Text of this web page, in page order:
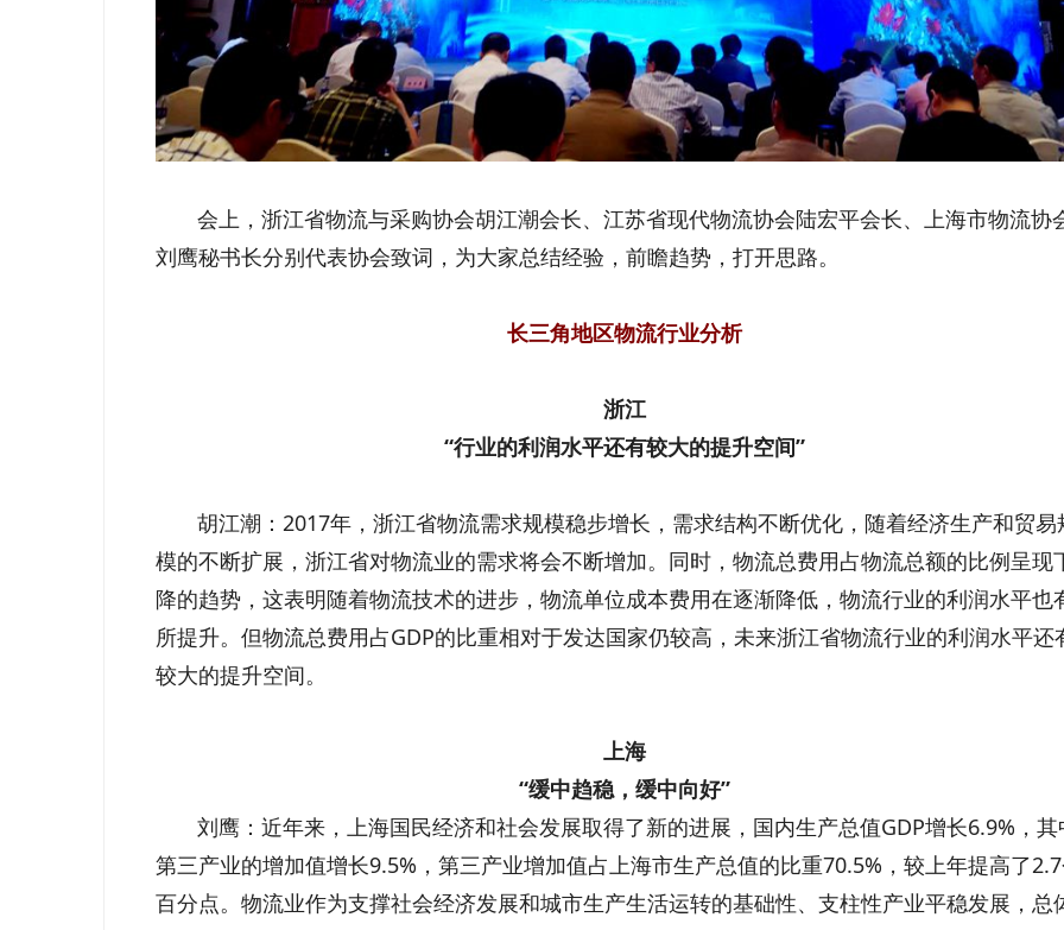
会上，浙江省物流与采购协会胡江潮会长、江苏省现代物流协会陆宏平会长、上海市物流协
刘鹰秘书长分别代表协会致词，为大家总结经验，前瞻趋势，打开思路。
长三角地区物流行业分析
浙江
“行业的利润水平还有较大的提升空间”
胡江潮：2017年，浙江省物流需求规模稳步增长，需求结构不断优化，随着经济生产和贸易
模的不断扩展，浙江省对物流业的需求将会不断增加。同时，物流总费用占物流总额的比例呈现
降的趋势，这表明随着物流技术的进步，物流单位成本费用在逐渐降低，物流行业的利润水平也
所提升。但物流总费用占GDP的比重相对于发达国家仍较高，未来浙江省物流行业的利润水平还
较大的提升空间。
上海
“缓中趋稳，缓中向好”
刘鹰：近年来，上海国民经济和社会发展取得了新的进展，国内生产总值GDP增长6.9%，其
第三产业的增加值增长9.5%，第三产业增加值占上海市生产总值的比重70.5%，较上年提高了
百分点。物流业作为支撑社会经济发展和城市生产生活运转的基础性、支柱性产业平稳发展，总